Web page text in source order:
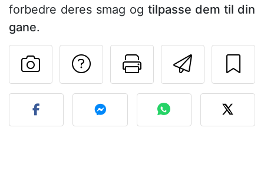
forbedre deres smag og tilpasse dem til din
gane.
Send
Udskriv
Stil et spørgsmål
Send dit billede af denne